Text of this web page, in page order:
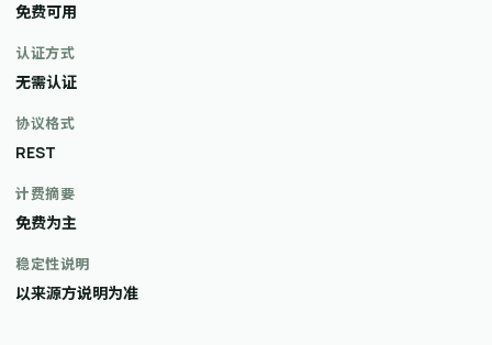
免费可用
认证方式
无需认证
协议格式
REST
计费摘要
免费为主
稳定性说明
以来源方说明为准